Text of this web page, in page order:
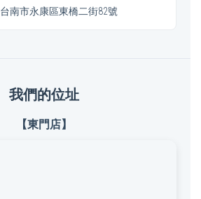
台南市永康區東橋二街82號
我們的位址
【東門店】